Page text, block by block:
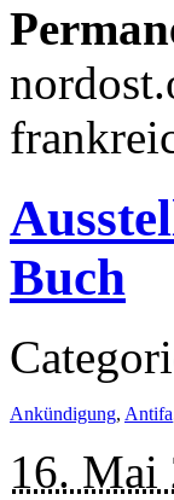
Buch
Ankündigung, Antifa
16. Mai